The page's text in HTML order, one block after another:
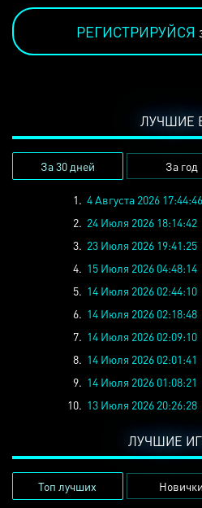
РЕГИСТРИРУЙСЯ
ЛУЧШИЕ
За 30 дней За год
1. 4 Августа 2026 17:44:46
2. 24 Июля 2026 18:14:42
3. 23 Июля 2026 19:41:25
4. 15 Июля 2026 04:48:14
5. 14 Июля 2026 02:44:10
6. 14 Июля 2026 02:18:48
7. 14 Июля 2026 02:09:10
8. 14 Июля 2026 02:01:41
9. 14 Июля 2026 01:08:21
10. 13 Июля 2026 20:26:28
ЛУЧШИЕ
Топ лучших Новички